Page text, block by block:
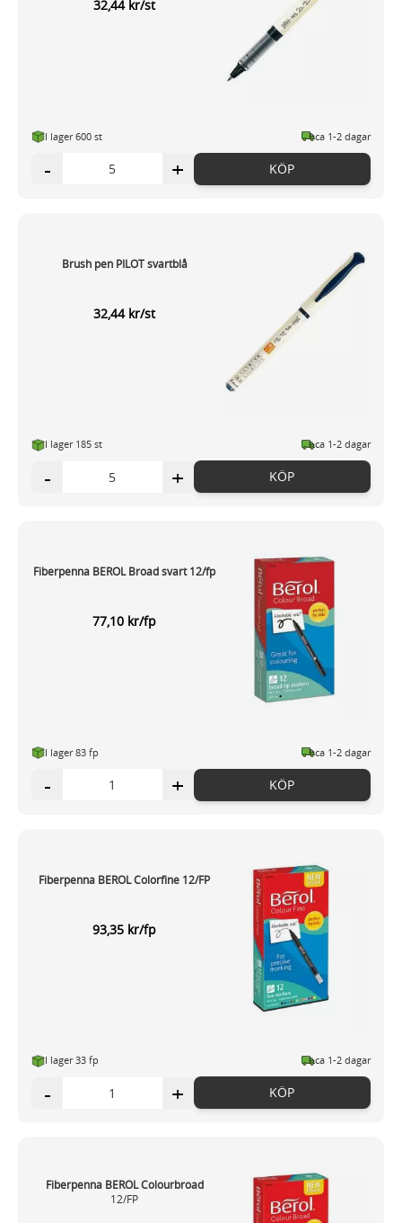
32,44 kr/st
I lager 600 st ca 1-2 dagar
- + KÖP
Brush pen PILOT svartblå
32,44 kr/st
I lager 185 st ca 1-2 dagar
- + KÖP
Fiberpenna BEROL Broad svart 12/fp
77,10 kr/fp
I lager 83 fp ca 1-2 dagar
- + KÖP
Fiberpenna BEROL Colorfine 12/FP
93,35 kr/fp
I lager 33 fp ca 1-2 dagar
- + KÖP
Fiberpenna BEROL Colourbroad
12/FP